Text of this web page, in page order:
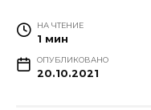
НА ЧТЕНИЕ
1 мин
ОПУБЛИКОВАНО
20.10.2021